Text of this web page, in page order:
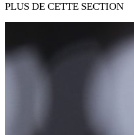
PLUS DE CETTE SECTION